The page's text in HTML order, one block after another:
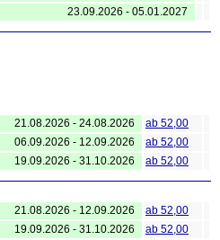
23.09.2026 - 05.01.2027
21.08.2026 - 24.08.2026
ab 52,00
06.09.2026 - 12.09.2026
ab 52,00
19.09.2026 - 31.10.2026
ab 52,00
21.08.2026 - 12.09.2026
ab 52,00
19.09.2026 - 31.10.2026
ab 52,00